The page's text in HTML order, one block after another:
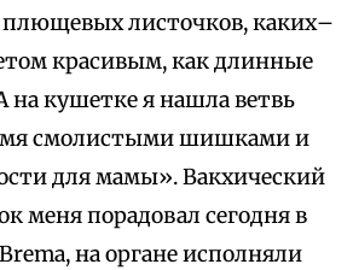
листочков, каких–
красивым, как длинные
на кушетке я нашла ветвь
смолистыми шишками и
для мамы». Вакхический
меня порадовал сегодня в
на органе исполняли